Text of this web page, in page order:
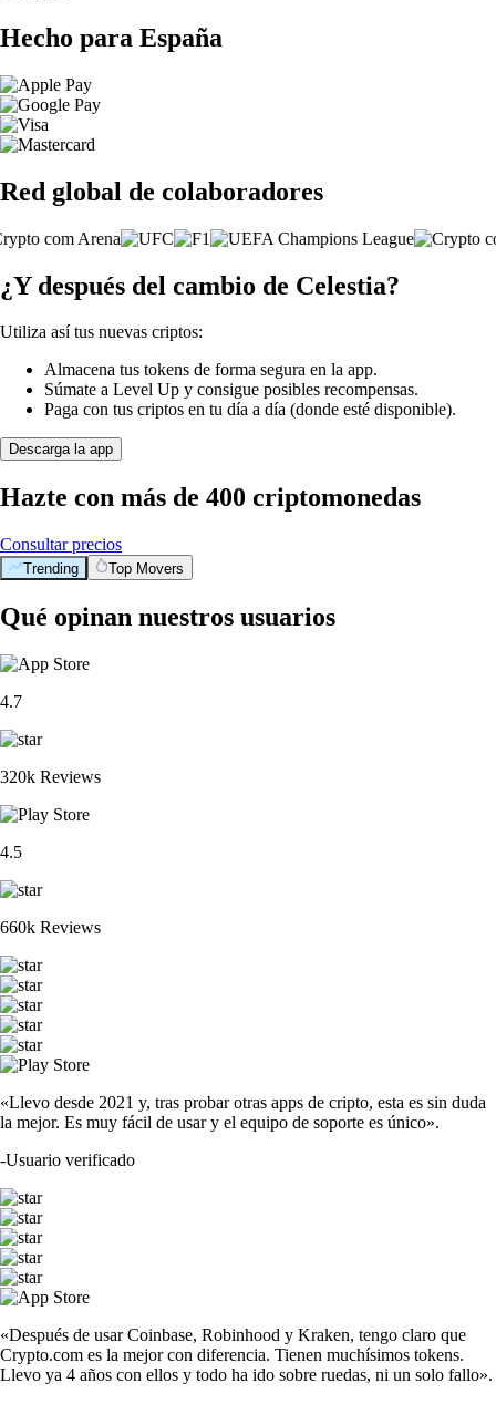
Hecho para España
Red global de colaboradores
¿Y después del cambio de Celestia?
Utiliza así tus nuevas criptos:
Almacena tus tokens de forma segura en la app.
Súmate a Level Up y consigue posibles recompensas.
Paga con tus criptos en tu día a día (donde esté disponible).
Descarga la app
Hazte con más de 400 criptomonedas
Consultar precios
Trending Top Movers
Qué opinan nuestros usuarios
4.7
320k Reviews
4.5
660k Reviews
«Llevo desde 2021 y, tras probar otras apps de cripto, esta es sin duda
la mejor. Es muy fácil de usar y el equipo de soporte es único».
-Usuario verificado
«Después de usar Coinbase, Robinhood y Kraken, tengo claro que
Crypto.com es la mejor con diferencia. Tienen muchísimos tokens.
Llevo ya 4 años con ellos y todo ha ido sobre ruedas, ni un solo fallo».